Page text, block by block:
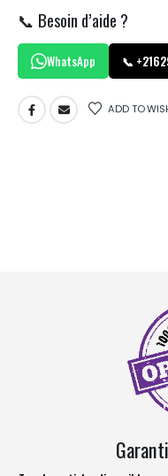
📞 Besoin d’aide ?
WhatsApp 📞
ADD TO